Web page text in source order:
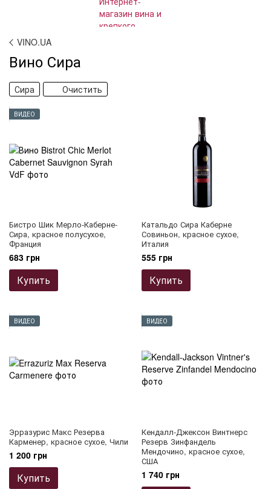
VINO.UA
Вино Сира
Сира Очистить
ВИДЕО
Бистро Шик Мерло-Каберне-
Сира, красное полусухое,
Франция
683 грн
Купить
Катальдо Сира Каберне
Совиньон, красное сухое,
Италия
555 грн
Купить
ВИДЕО
Эрразурис Макс Резерва
Карменер, красное сухое, Чили
1 200 грн
Купить
ВИДЕО
Кендалл-Джексон Винтнерс
Резерв Зинфандель
Мендочино, красное сухое,
США
1 740 грн